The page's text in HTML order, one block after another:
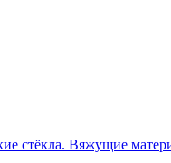
стёкла. Вяжущие